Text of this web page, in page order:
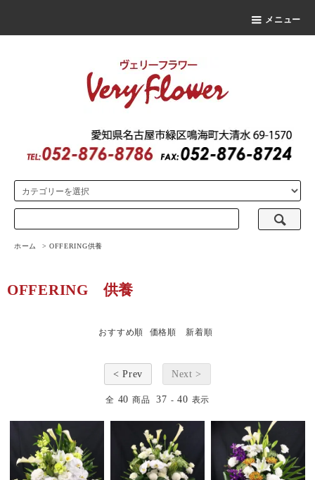
メニュー
ホーム > OFFERING供養
OFFERING 供養
おすすめ順 価格順 新着順
< Prev Next >
全 40 商品 37 - 40 表示